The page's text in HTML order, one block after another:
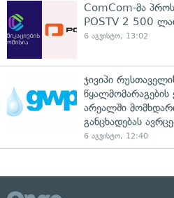
ComCom-მა
POSTV 2 500
6 აგვისტო, 13:02
ჯივიპი
არეალში
განცხადებას
6 აგვისტო, 12:40